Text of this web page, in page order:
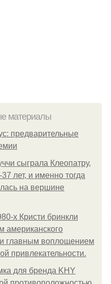
материалы
предварительные
сыграла Клеопатру,
лет, и именно тогда
на вершине
х Кристи бринкли
американского
главным воплощением
привлекательности.
для бренда KHY